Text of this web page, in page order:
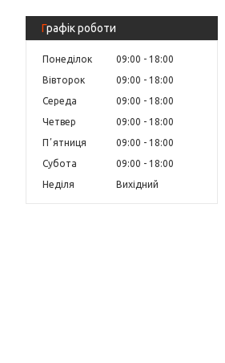
Графік роботи
Понеділок 09:00
18:00
Вівторок
09:00
18:00
Середа
09:00
18:00
Четвер
09:00
18:00
Пʼятниця
09:00
18:00
Субота
09:00
18:00
Неділя
Вихідний